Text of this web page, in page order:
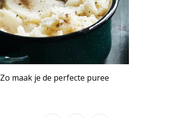
Zo maak je de perfecte puree